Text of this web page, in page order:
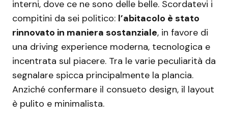
interni, dove ce ne sono delle belle. Scordatevi i
compitini da sei politico: l’abitacolo è stato
rinnovato in maniera sostanziale, in favore di
una driving experience moderna, tecnologica e
incentrata sul piacere. Tra le varie peculiarità da
segnalare spicca principalmente la plancia.
Anziché confermare il consueto design, il layout
è pulito e minimalista.